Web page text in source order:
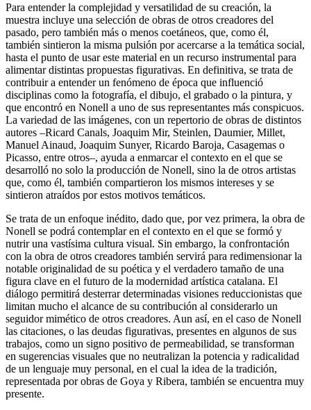
Para entender la complejidad y versatilidad de su creación, la
muestra incluye una selección de obras de otros creadores del
pasado, pero también más o menos coetáneos, que, como él,
también sintieron la misma pulsión por acercarse a la temática social,
hasta el punto de usar este material en un recurso instrumental para
alimentar distintas propuestas figurativas. En definitiva, se trata de
contribuir a entender un fenómeno de época que influenció
disciplinas como la fotografía, el dibujo, el grabado o la pintura, y
que encontró en Nonell a uno de sus representantes más conspicuos.
La variedad de las imágenes, con un repertorio de obras de distintos
autores –Ricard Canals, Joaquim Mir, Steinlen, Daumier, Millet,
Manuel Ainaud, Joaquim Sunyer, Ricardo Baroja, Casagemas o
Picasso, entre otros–, ayuda a enmarcar el contexto en el que se
desarrolló no solo la producción de Nonell, sino la de otros artistas
que, como él, también compartieron los mismos intereses y se
sintieron atraídos por estos motivos temáticos.
Se trata de un enfoque inédito, dado que, por vez primera, la obra de
Nonell se podrá contemplar en el contexto en el que se formó y
nutrir una vastísima cultura visual. Sin embargo, la confrontación
con la obra de otros creadores también servirá para redimensionar la
notable originalidad de su poética y el verdadero tamaño de una
figura clave en el futuro de la modernidad artística catalana. El
diálogo permitirá desterrar determinadas visiones reduccionistas que
limitan mucho el alcance de su contribución al considerarlo un
seguidor mimético de otros creadores. Aun así, en el caso de Nonell
las citaciones, o las deudas figurativas, presentes en algunos de sus
trabajos, como un signo positivo de permeabilidad, se transforman
en sugerencias visuales que no neutralizan la potencia y radicalidad
de un lenguaje muy personal, en el cual la idea de la tradición,
representada por obras de Goya y Ribera, también se encuentra muy
presente.